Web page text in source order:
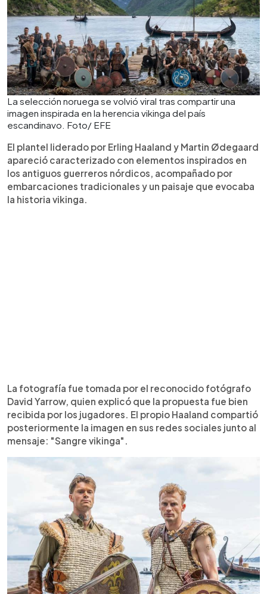
La selección noruega se volvió viral tras compartir una
imagen inspirada en la herencia vikinga del país
escandinavo. Foto/ EFE
El plantel liderado por Erling Haaland y Martin Ødegaard
apareció caracterizado con elementos inspirados en
los antiguos guerreros nórdicos, acompañado por
embarcaciones tradicionales y un paisaje que evocaba
la historia vikinga.
La fotografía fue tomada por el reconocido fotógrafo
David Yarrow, quien explicó que la propuesta fue bien
recibida por los jugadores. El propio Haaland compartió
posteriormente la imagen en sus redes sociales junto al
mensaje: "Sangre vikinga".